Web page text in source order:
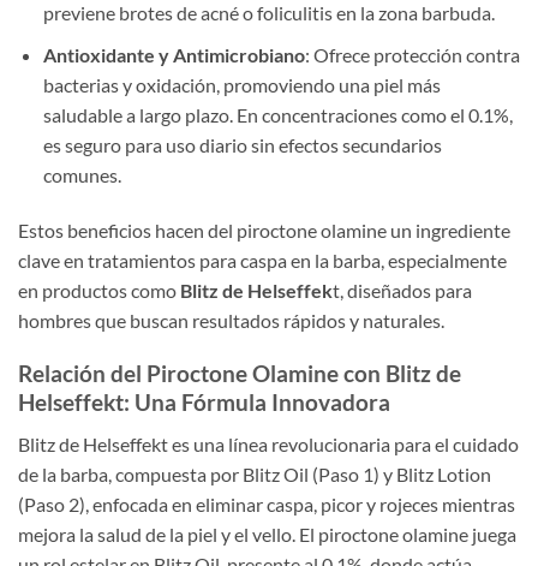
previene brotes de acné o foliculitis en la zona barbuda.
Antioxidante y Antimicrobiano: Ofrece protección contra
bacterias y oxidación, promoviendo una piel más
saludable a largo plazo. En concentraciones como el 0.1%,
es seguro para uso diario sin efectos secundarios
comunes.
Estos beneficios hacen del piroctone olamine un ingrediente
clave en tratamientos para caspa en la barba, especialmente
en productos como Blitz de Helseffekt, diseñados para
hombres que buscan resultados rápidos y naturales.
Relación del Piroctone Olamine con Blitz de
Helseffekt: Una Fórmula Innovadora
Blitz de Helseffekt es una línea revolucionaria para el cuidado
de la barba, compuesta por Blitz Oil (Paso 1) y Blitz Lotion
(Paso 2), enfocada en eliminar caspa, picor y rojeces mientras
mejora la salud de la piel y el vello. El piroctone olamine juega